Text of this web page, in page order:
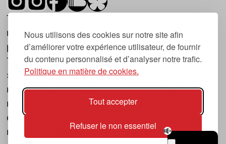
Nous utilisons des cookies sur notre site afin
d’améliorer votre expérience utilisateur, de fournir
du contenu personnalisé et d’analyser notre trafic.
Politique en matière de cookies.
Tout accepter
Refuser le non essentiel
Tsugi est un mensuel indépendant sur la
musique et les nouvelles tendances, dont la
première parution date de 2007.
Tsugi en japonais signifie « prochain », « suivant
», ce qui correspond à la thématique du
magazine, à l’affût des nouvelles tendances
musicales, qu’elles viennent de la musique
électronique, du rock ou du hip hop, et des
nouveaux phénomènes de société liés à la